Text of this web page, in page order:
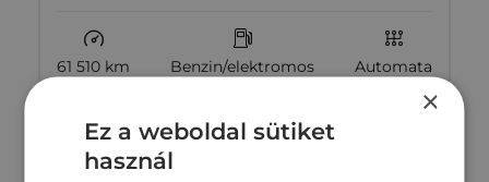
61 510 km Benzin/elektromos Automata
10‏‏‎ ‎490‏‏‎ ‎000 Ft Megtekintés
×
Ez a weboldal sütiket
használ